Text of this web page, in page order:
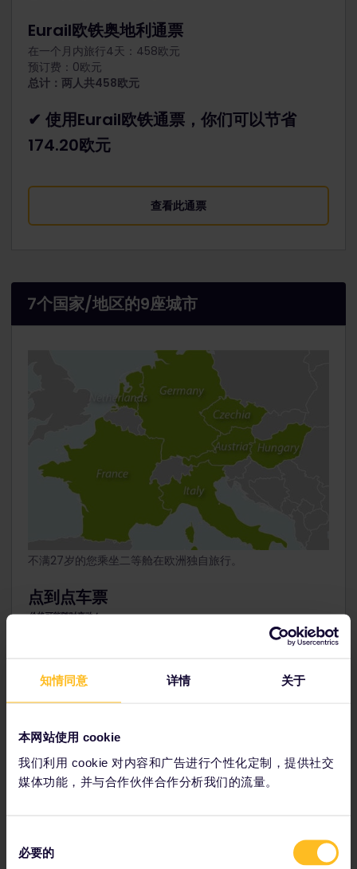
知情同意 详情 关于
本网站使用 cookie
我们利用 cookie 对内容和广告进行个性化定制，提供社交
媒体功能，并与合作伙伴合作分析我们的流量。
必要的
Eurail欧铁奥地利通票
在一个月内旅行4天：458欧元
预订费：0欧元
总计：两人共458欧元
✔ 使用Eurail欧铁通票，你们可以节省
174.20欧元
查看此通票
7个国家/地区的9座城市
不满27岁的您乘坐二等舱在欧洲独自旅行。
点到点车票
价格可能随时变动！
慕尼黑 – 维也纳：58欧元
布达佩斯 – 布拉格：133欧元
布拉格 – 柏林：97欧元
柏林 – 阿姆斯特丹：116欧元
总计：一人共809欧元